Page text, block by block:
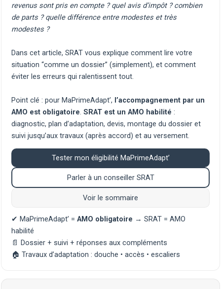
revenus sont pris en compte ? quel avis d’impôt ? combien
de parts ? quelle différence entre modestes et très
modestes ?
Dans cet article, SRAT vous explique comment lire votre
situation “comme un dossier” (simplement), et comment
éviter les erreurs qui ralentissent tout.
Point clé : pour MaPrimeAdapt’, l’accompagnement par un
AMO est obligatoire.SRAT est un AMO habilité :
diagnostic, plan d’adaptation, devis, montage du dossier et
suivi jusqu’aux travaux (après accord) et au versement.
Tester mon éligibilité MaPrimeAdapt’
Parler à un conseiller SRAT
Voir le sommaire
✔ MaPrimeAdapt’ =AMO obligatoire → SRAT = AMO
habilité
📄 Dossier + suivi + réponses aux compléments
🏠 Travaux d’adaptation :douche •accès •escaliers